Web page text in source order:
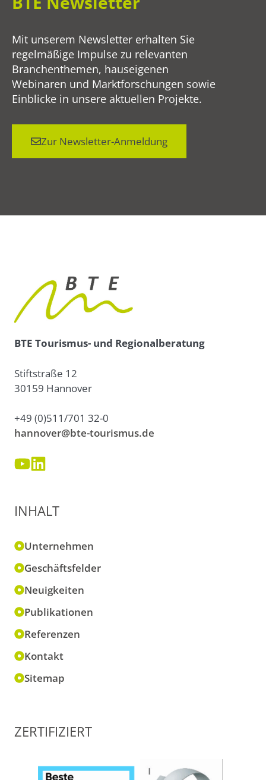
Mit unserem Newsletter erhalten Sie
regelmäßige Impulse zu relevanten
Branchenthemen, hauseigenen
Webinaren und Marktforschungen sowie
Einblicke in unsere aktuellen Projekte.
Zur Newsletter-Anmeldung
BTE Tourismus- und Regionalberatung
Stiftstraße 12
30159 Hannover
+49 (0)511/701 32-0
hannover@bte-tourismus.de
INHALT
Unternehmen
Geschäftsfelder
Neuigkeiten
Publikationen
Referenzen
Kontakt
Sitemap
ZERTIFIZIERT